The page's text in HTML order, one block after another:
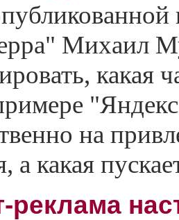
Михаил
какая
на
а какая
реклама